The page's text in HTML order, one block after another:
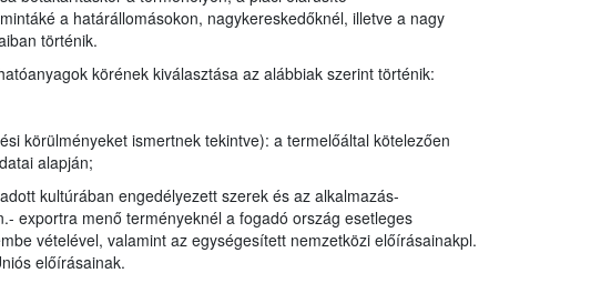
a határállomásokon, nagykereskedőknél, illetve a nagy
történik.
körének kiválasztása az alábbiak szerint történik:
körülményeket ismertnek tekintve): a termelőáltal kötelezően
alapján;
kultúrában engedélyezett szerek és az alkalmazás-
exportra menő terményeknél a fogadó ország esetleges
vételével, valamint az egységesített nemzetközi előírásainakpl.
előírásainak.